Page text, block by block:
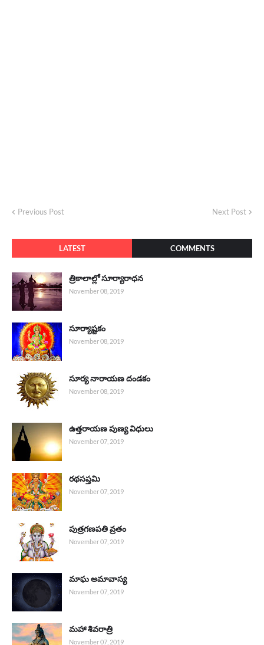
Previous Post Next Post
LATEST COMMENTS
త్రికాలాల్లో సూర్యారాధన
November 08, 2019
సూర్యాష్టకం
November 08, 2019
సూర్య నారాయణ దండకం
November 08, 2019
ఉత్తరాయణ పుణ్య విధులు
November 07, 2019
రథసప్తమి
November 07, 2019
పుత్రగణపతి వ్రతం
November 07, 2019
మాఘ అమావాస్య
November 07, 2019
మహా శివరాత్రి
November 07, 2019